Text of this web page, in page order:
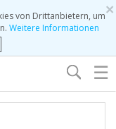
×
von Drittanbietern, um
Weitere Informationen
☰